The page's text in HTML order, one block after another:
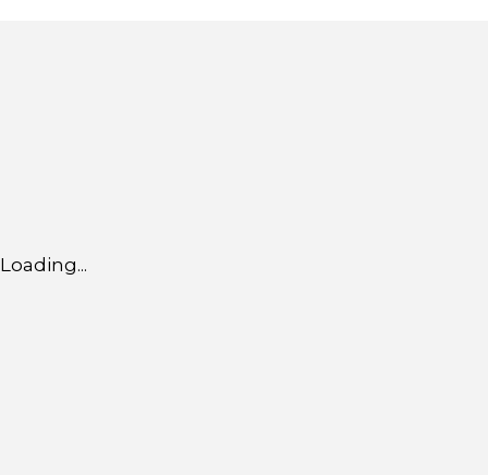
Loading...